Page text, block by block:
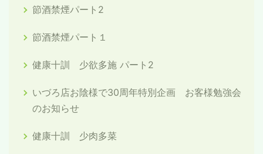
節酒禁煙パート2
節酒禁煙パート１
健康十訓 少欲多施 パート2
いづろ店お陰様で30周年特別企画 お客様勉強会
のお知らせ
健康十訓 少肉多菜